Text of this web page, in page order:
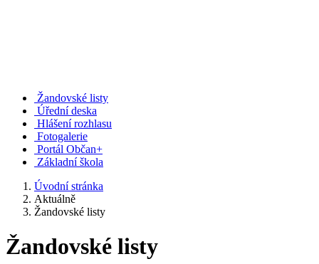
Žandovské listy
Úřední deska
Hlášení rozhlasu
Fotogalerie
Portál Občan+
Základní škola
Úvodní stránka
Aktuálně
Žandovské listy
Žandovské listy